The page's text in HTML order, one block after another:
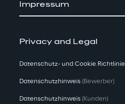
Impressum
Privacy and Legal
Datenschutz- und Cookie Richtlinie
Datenschutzhinweis (Bewerber)
Datenschutzhinweis (Kunden)